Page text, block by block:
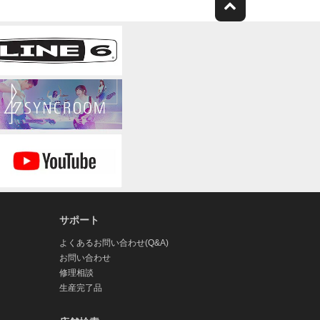
サポート
よくあるお問い合わせ(Q&A)
お問い合わせ
修理相談
生産完了品